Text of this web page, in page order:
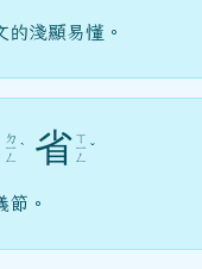
淺顯易懂。
ㄉ
ㄧ
ㄥ
ˋ 省 ㄒ
ㄧ
ㄥ
ˇ
節。